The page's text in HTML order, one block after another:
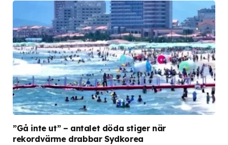
”Gå inte ut” – antalet döda stiger när
rekordvärme drabbar Sydkorea